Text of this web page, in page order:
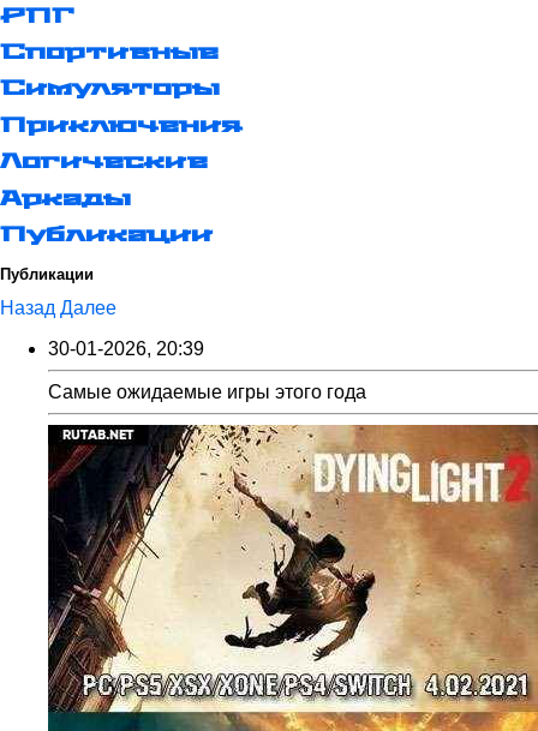
РПГ
Спортивные
Симуляторы
Приключения
Логические
Аркады
Публикации
Публикации
Назад Далее
30-01-2026, 20:39
Самые ожидаемые игры этого года